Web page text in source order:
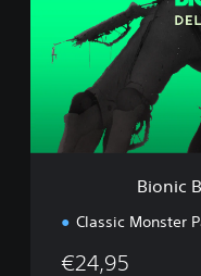
e
Bionic
Classic Monster
€24,95